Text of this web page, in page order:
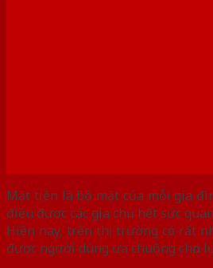
Mặt tiền là bộ mặt của mỗi gia
điều được các gia chủ hết sức
Hiện nay, trên thị trường có rất
được người dùng ưa chuộng chọn